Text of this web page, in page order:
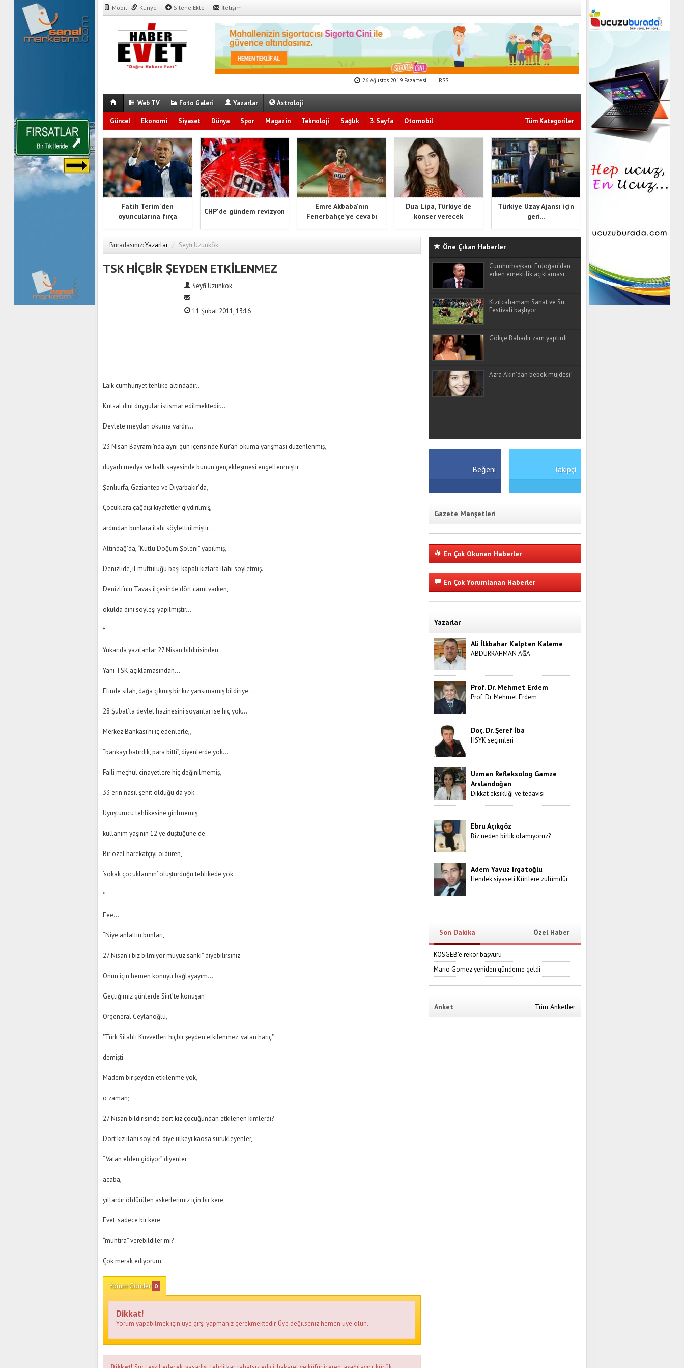
Mobil Künye Sitene Ekle İletişim
26 Ağustos 2019 Pazartesi RSS
Web TV Foto Galeri Yazarlar Astroloji
Güncel Ekonomi Siyaset Dünya Spor Magazin Teknoloji Sağlık 3. Sayfa Otomobil Tüm Kategoriler
Fatih Terim'den
oyuncularına fırça
CHP'de gündem revizyon
Emre Akbaba'nın
Fenerbahçe'ye cevabı
Dua Lipa, Türkiye'de
konser verecek
Türkiye Uzay Ajansı için
geri...
Buradasınız:Yazarlar / Seyfi Uzunkök
TSK HİÇBİR ŞEYDEN ETKİLENMEZ
Seyfi Uzunkök
11 Şubat 2011, 13:16
Laik cumhuriyet tehlike altındadır...
Kutsal dini duygular istismar edilmektedir...
Devlete meydan okuma vardır...
23 Nisan Bayramı’nda aynı gün içerisinde Kur’an okuma yarışması düzenlenmiş,
duyarlı medya ve halk sayesinde bunun gerçekleşmesi engellenmiştir...
Şanlıurfa, Gaziantep ve Diyarbakır’da,
Çocuklara çağdışı kıyafetler giydirilmiş,
ardından bunlara ilahi söylettirilmiştir...
Altındağ’da, “Kutlu Doğum Şöleni” yapılmış,
Denizlide, il müftülüğü başı kapalı kızlara ilahi söyletmiş.
Denizli’nin Tavas ilçesinde dört cami varken,
okulda dini söyleşi yapılmıştır...
*
Yukarıda yazılanlar 27 Nisan bildirisinden.
Yani TSK açıklamasından...
Elinde silah, dağa çıkmış bir kız yansımamış bildiriye...
28 Şubat’ta devlet hazinesini soyanlar ise hiç yok...
Merkez Bankası’nı iç edenlerle,,
“bankayı batırdık, para bitti”, diyenlerde yok...
Faili meçhul cinayetlere hiç değinilmemiş,
33 erin nasıl şehit olduğu da yok...
Uyuşturucu tehlikesine girilmemiş,
kullanım yaşının 12 ye düştüğüne de...
Bir özel harekatçıyı öldüren,
‘sokak çocuklarının’ oluşturduğu tehlikede yok...
*
Eee...
“Niye anlattın bunları,
27 Nisan’ı biz bilmiyor muyuz sanki” diyebilirsiniz.
Onun için hemen konuyu bağlayayım...
Geçtiğimiz günlerde Siirt’te konuşan
Orgeneral Ceylanoğlu,
"Türk Silahlı Kuvvetleri hiçbir şeyden etkilenmez, vatan hariç"
demişti...
Madem bir şeyden etkilenme yok,
o zaman;
27 Nisan bildirisinde dört kız çocuğundan etkilenen kimlerdi?
Dört kız ilahi söyledi diye ülkeyi kaosa sürükleyenler,
“Vatan elden gidiyor” diyenler,
acaba,
yıllardır öldürülen askerlerimiz için bir kere,
Evet, sadece bir kere
“muhtıra” verebildiler mi?
Çok merak ediyorum...
Yorum Gönder 0
Dikkat!
Yorum yapabilmek için üye girşi yapmanız gerekmektedir. Üye değilseniz hemen üye olun.
Öne Çıkan Haberler
Cumhurbaşkanı Erdoğan’dan
erken emeklilik açıklaması
Kızılcahamam Sanat ve Su
Festivali başlıyor
Gökçe Bahadır zam yaptırdı
Azra Akın'dan bebek müjdesi!
Beğeni Takipçi
Gazete Manşetleri
En Çok Okunan Haberler
En Çok Yorumlanan Haberler
Yazarlar
Ali İlkbahar Kalpten Kaleme
ABDURRAHMAN AĞA
Prof. Dr. Mehmet Erdem
Prof. Dr. Mehmet Erdem
Doç. Dr. Şeref İba
HSYK seçimleri
Uzman Refleksolog Gamze
Arslandoğan
Dikkat eksikliği ve tedavisi
Ebru Açıkgöz
Biz neden birlik olamıyoruz?
Adem Yavuz Irgatoğlu
Hendek siyaseti Kürtlere zulümdür
Son Dakika Özel Haber
KOSGEB'e rekor başvuru
Mario Gomez yeniden gündeme geldi
Anket Tüm Anketler